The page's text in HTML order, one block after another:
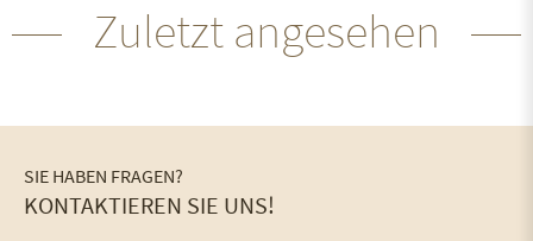
Zuletzt angesehen
SIE HABEN FRAGEN?
KONTAKTIEREN SIE UNS!